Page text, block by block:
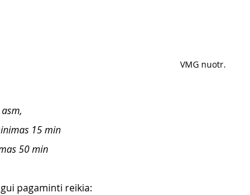
VMG nuotr.
15 min
50 min
pagaminti reikia: